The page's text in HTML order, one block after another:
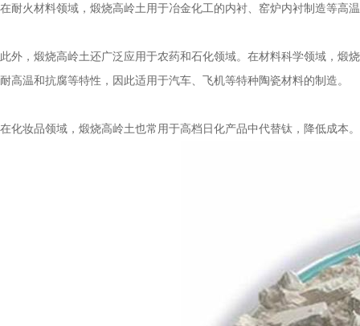
在耐火材料领域，煅烧高岭土用于冶金化工的内衬、窑炉内衬制造等高
此外，煅烧高岭土还广泛应用于农药和石化领域。在材料科学领域，煅
耐高温和抗腐等特性，因此适用于汽车、飞机等特种陶瓷材料的制造。
在化妆品领域，煅烧高岭土也常用于高档日化产品中代替钛，降低成本。